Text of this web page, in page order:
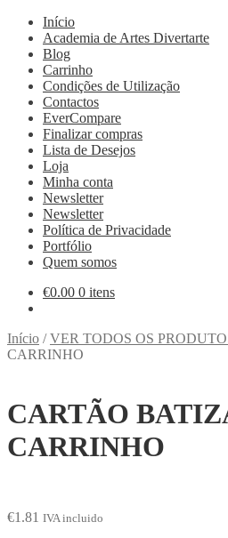
Início
Academia de Artes Divertarte
Blog
Carrinho
Condições de Utilização
Contactos
EverCompare
Finalizar compras
Lista de Desejos
Loja
Minha conta
Newsletter
Newsletter
Política de Privacidade
Portfólio
Quem somos
€0.00 0 itens
Início /VER TODOS OS
CARRINHO
CARTÃO
CARRINHO
€1.81 IVA incluido